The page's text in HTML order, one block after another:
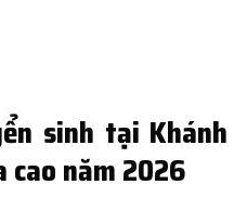
sinh tại Khánh
cao năm 2026